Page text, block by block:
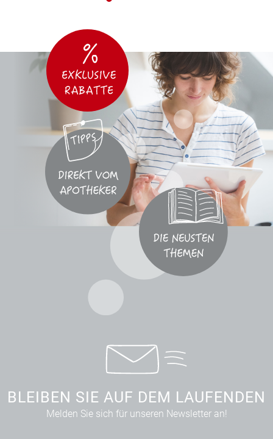
BLEIBEN SIE AUF DEM LAUFENDEN
Melden Sie sich für unseren Newsletter an!